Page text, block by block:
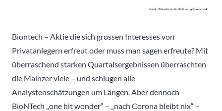
Biontech – Aktie die sich grossen Interesses von
Privatanlegern erfreut oder muss man sagen erfreute? Mit
überraschend starken Quartalsergebnissen überraschten
die Mainzer viele – und schlugen alle
Analystenschätzungen um Längen. Aber dennoch
BioNTech „one hit wonder“ – „nach Corona bleibt nix“ –